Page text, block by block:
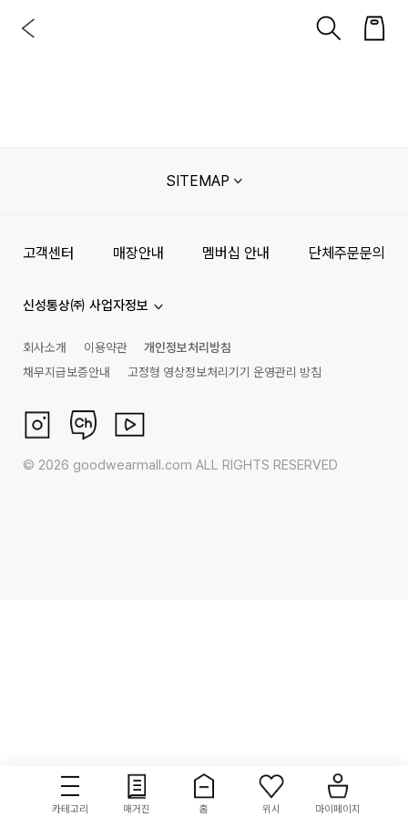
카테고리 매거진 홈 위시 마이페이지
SITEMAP
고객센터 매장안내 멤버십 안내 단체주문문의
신성통상㈜ 사업자정보
회사소개 이용약관
개인정보처리방침
채무지급보증안내
고정형 영상정보처리기기 운영관리 방침
© 2026 goodwearmall.com ALL RIGHTS RESERVED